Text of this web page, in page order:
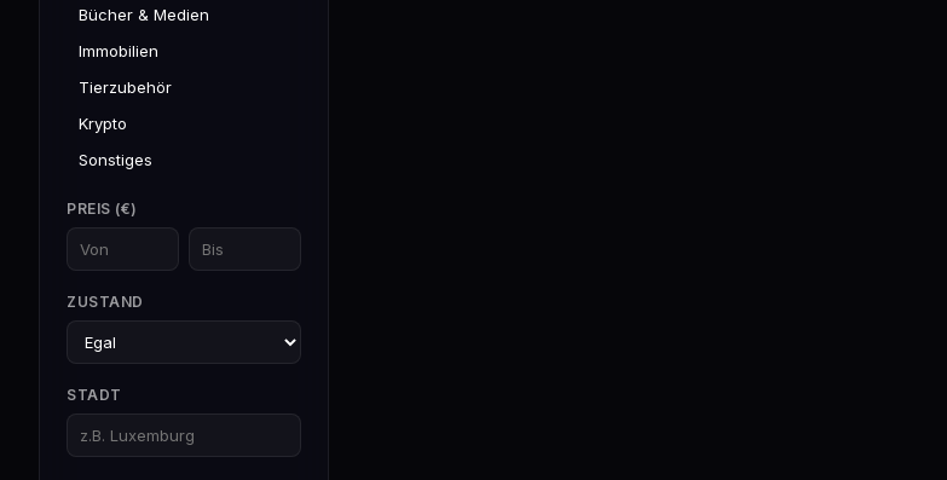
Bücher & Medien
Immobilien
Tierzubehör
Krypto
Sonstiges
PREIS (€)
ZUSTAND
STADT